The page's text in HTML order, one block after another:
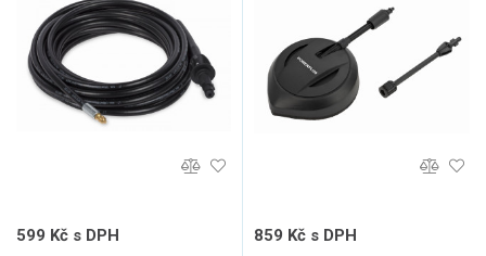
599 Kč s DPH 859 Kč s DPH